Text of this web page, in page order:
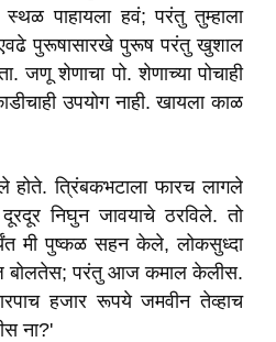
पाहायला हवं; परंतु तुम्हाला
पुरूषासारखे पुरूष परंतु खुशाल
जणू शेणाचा पो. शेणाच्या पोचाही
उपयोग नाही. खायला काळ
होते. त्रिंबकभटाला फारच लागले
निघुन जावयाचे ठरविले. तो
मी पुष्कळ सहन केले, लोकसुध्दा
बोलतेस; परंतु आज कमाल केलीस.
हजार रूपये जमवीन तेव्हाच
ना?'